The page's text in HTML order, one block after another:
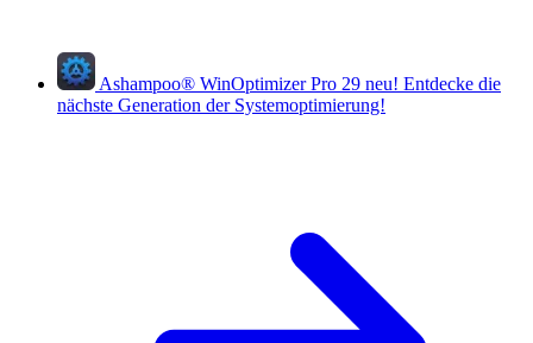
Ashampoo® WinOptimizer Pro 29 neu! Entdecke die
nächste Generation der Systemoptimierung!